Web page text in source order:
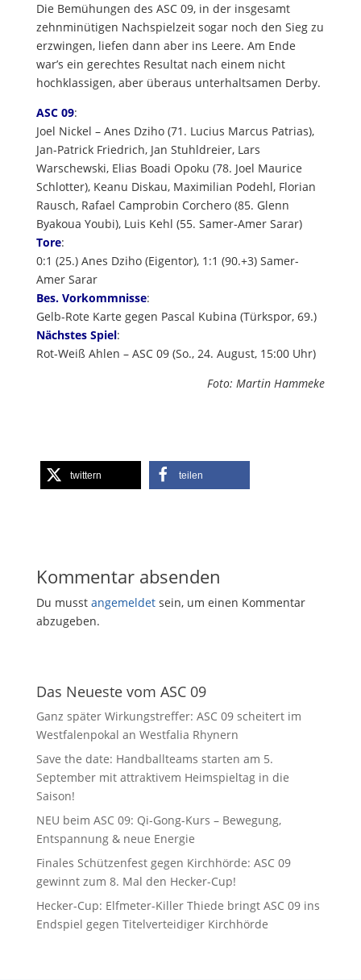
Die Bemühungen des ASC 09, in der insgesamt
zehnminütigen Nachspielzeit sogar noch den Sieg zu
erzwingen, liefen dann aber ins Leere. Am Ende
war’s ein gerechtes Resultat nach einem nicht
hochklassigen, aber überaus unterhaltsamen Derby.
ASC 09:
Joel Nickel – Anes Dziho (71. Lucius Marcus Patrias),
Jan-Patrick Friedrich, Jan Stuhldreier, Lars
Warschewski, Elias Boadi Opoku (78. Joel Maurice
Schlotter), Keanu Diskau, Maximilian Podehl, Florian
Rausch, Rafael Camprobin Corchero (85. Glenn
Byakoua Youbi), Luis Kehl (55. Samer-Amer Sarar)
Tore:
0:1 (25.) Anes Dziho (Eigentor), 1:1 (90.+3) Samer-
Amer Sarar
Bes. Vorkommnisse:
Gelb-Rote Karte gegen Pascal Kubina (Türkspor, 69.)
Nächstes Spiel:
Rot-Weiß Ahlen – ASC 09 (So., 24. August, 15:00 Uhr)
Foto: Martin Hammeke
twittern teilen
Kommentar absenden
Du musst angemeldetsein, um einen Kommentar
abzugeben.
Das Neueste vom ASC 09
Ganz später Wirkungstreffer: ASC 09 scheitert im
Westfalenpokal an Westfalia Rhynern
Save the date: Handballteams starten am 5.
September mit attraktivem Heimspieltag in die
Saison!
NEU beim ASC 09: Qi-Gong-Kurs – Bewegung,
Entspannung & neue Energie
Finales Schützenfest gegen Kirchhörde: ASC 09
gewinnt zum 8. Mal den Hecker-Cup!
Hecker-Cup: Elfmeter-Killer Thiede bringt ASC 09 ins
Endspiel gegen Titelverteidiger Kirchhörde